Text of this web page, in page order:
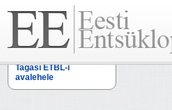
Tagasi ETBL-i
avalehele